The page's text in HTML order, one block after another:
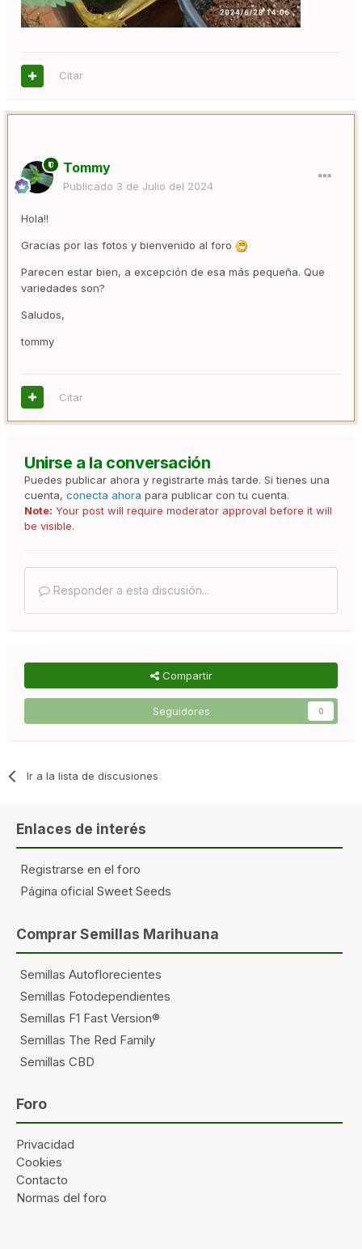
Citar
Tommy
Publicado 3 de Julio del 2024
Hola!!
Gracias por las fotos y bienvenido al foro
Parecen estar bien, a excepción de esa más pequeña. Que
variedades son?
Saludos,
tommy
Citar
Unirse a la conversación
Puedes publicar ahora y registrarte más tarde. Si tienes una
cuenta, conecta ahora para publicar con tu cuenta.
Note: Your post will require moderator approval before it will
be visible.
Responder a esta discusión...
Compartir
Seguidores 0
Ir a la lista de discusiones
Enlaces de interés
Registrarse en el foro
Página oficial Sweet Seeds
Comprar Semillas Marihuana
Semillas Autoflorecientes
Semillas Fotodependientes
Semillas F1 Fast Version®
Semillas The Red Family
Semillas CBD
Foro
Privacidad
Cookies
Contacto
Normas del foro